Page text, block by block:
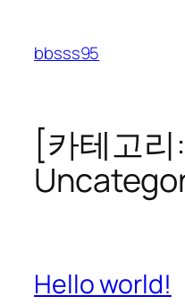
bbsss95
[카테고리
Hello world!